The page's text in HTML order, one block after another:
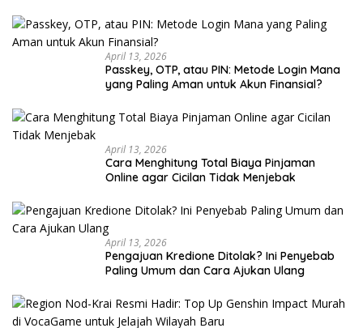
April 13, 2026
Passkey, OTP, atau PIN: Metode Login Mana
yang Paling Aman untuk Akun Finansial?
April 13, 2026
Cara Menghitung Total Biaya Pinjaman
Online agar Cicilan Tidak Menjebak
April 13, 2026
Pengajuan Kredione Ditolak? Ini Penyebab
Paling Umum dan Cara Ajukan Ulang